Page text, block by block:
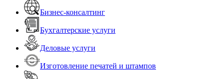
Бизнес-консалтинг
Бухгалтерские услуги
Деловые услуги
Изготовление печатей и штампов